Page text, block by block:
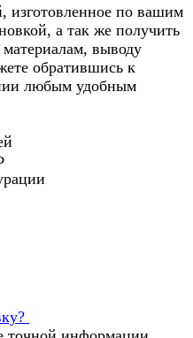
изготовленное по вашим
а так же получить
выводу
обратившись к
любым удобным